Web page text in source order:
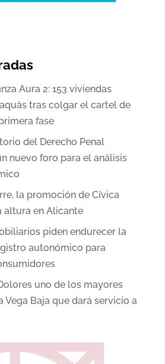
Aura 2: 153 viviendas
tras colgar el cartel de
fase
del Derecho Penal
nuevo foro para el análisis
la promoción de Cívica
altura en Alicante
piden endurecer la
autonómico para
uno de los mayores
Vega Baja que dará servicio a